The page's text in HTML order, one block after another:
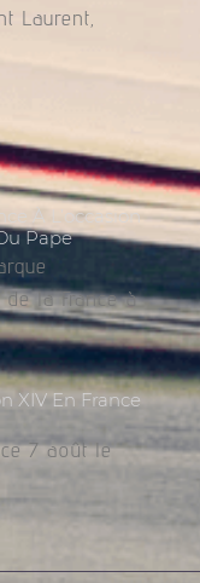
Laurent,
À L’occasion
Pape
la France à
XIV En France
7 août le